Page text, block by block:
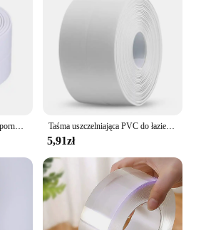
Taśma uszczelniająca wodoodporny PVC 1m/3.2m do umywalka do łazienki, prysznica, wanny i toalety-samodzielna naklejka na ścianę Taśma uszczelniająca PVC do łazienki Łazienka Toaleta Kuchnia Taśma uszczelniająca Samoprzylepna wodoodporna naklejka ścienna Taśmy odporne na pleśń 1 rolka
5,91zł